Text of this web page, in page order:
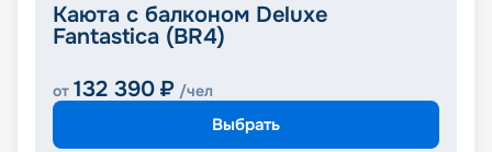
Каюта с балконом Deluxe
Fantastica (BR4)
от 132 390 ₽ /чел
Выбрать